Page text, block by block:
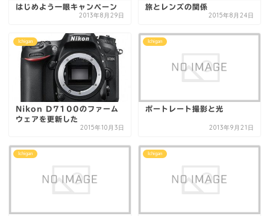
はじめよう一眼キャンペーン
2013年8月29日
旅とレンズの関係
2015年8月24日
Ichigan
Nikon D7100のファーム
ウェアを更新した
2015年10月3日
Ichigan
ポートレート撮影と光
2013年9月21日
Ichigan Ichigan